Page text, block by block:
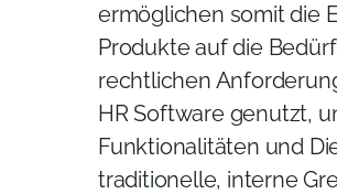
ermöglichen somit die
Produkte auf die
rechtlichen
HR Software genutzt,
Funktionalitäten und
traditionelle, interne